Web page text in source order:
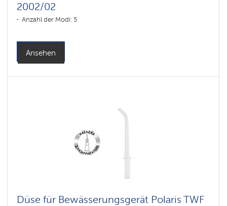
2002/02
Anzahl der Modi: 5
Ansehen
Düse für Bewässerungsgerät Polaris TWF